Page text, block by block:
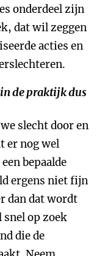
onderdeel zijn
dat wil zeggen
acties en
de praktijk dus
slecht door en
er nog wel
bepaalde
ergens niet fijn
dan dat wordt
snel op zoek
die de